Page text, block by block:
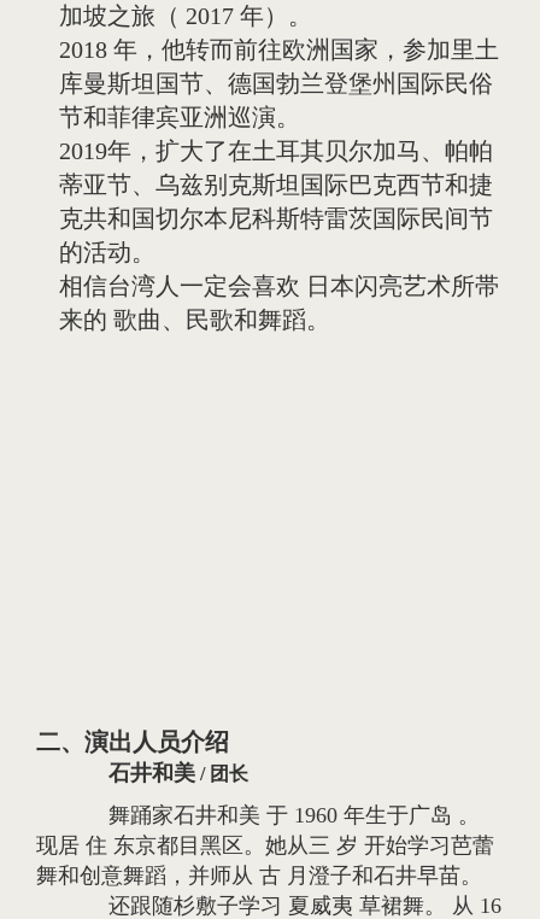
加坡之旅（ 2017 年）。
2018 年，他转而前往欧洲国家，参加里土
库曼斯坦国节、德国勃兰登堡州国际民俗
节和菲律宾亚洲巡演。
2019年，扩大了在土耳其贝尔加马、帕帕
蒂亚节、乌兹别克斯坦国际巴克西节和捷
克共和国切尔本尼科斯特雷茨国际民间节
的活动。
相信台湾人一定会喜欢 日本闪亮艺术所帯
来的 歌曲、民歌和舞蹈。
二、演出人员介绍
石井和美 / 团长
舞踊家石井和美 于 1960 年生于广岛 。
现居 住 东京都目黑区。她从三 岁 开始学习芭蕾
舞和创意舞蹈，并师从 古 月澄子和石井早苗。
还跟随杉敷子学习 夏威夷 草裙舞。 从 16